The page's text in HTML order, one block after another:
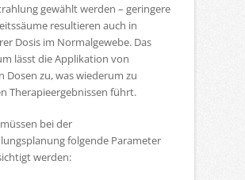
gewählt werden – geringere
resultieren auch in
Dosis im Normalgewebe. Das
lässt die Applikation von
Dosen zu, was wiederum zu
Therapieergebnissen führt.
bei der
folgende Parameter
werden: